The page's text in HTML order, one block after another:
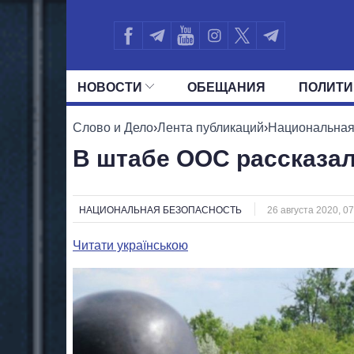
НОВОСТИ ОБЕЩАНИЯ
ВСЕ ПОЛИТИКИ ПРЕЗИДЕНТ И
Слово и Дело›Лента публикаций›
В штабе ООС
НАЦИОНАЛЬНАЯ БЕЗОПАСНОСТЬ 26 августа 2020,
Читати українською